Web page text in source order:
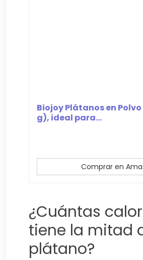
Biojoy Plátanos en Polvo
g), ideal para...
Comprar en
¿Cuántas
tiene la mitad
plátano?